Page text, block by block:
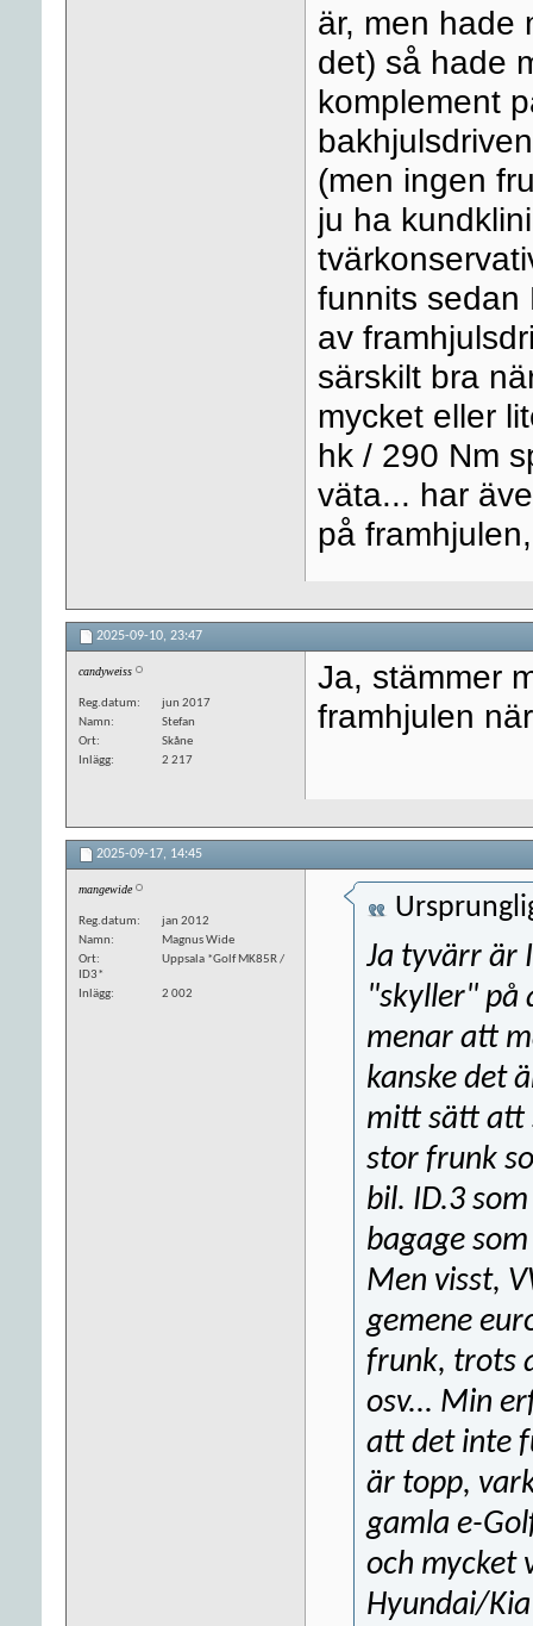
är, men hade
det) så hade
komplement
(men ingen
ju ha
funnits sedan
av
särskilt bra
mycket eller
hk / 290 Nm
väta... har
på
2025-09-10, 23:47
candyweiss
Reg.datum
jun 2017
Namn
Stefan
Ort
Skåne
Inlägg
2 217
Ja, stämmer
framhjulen
2025-09-17, 14:45
mangewide
Reg.datum
jan 2012
Namn
Magnus Wide
Ort
Uppsala *Golf MK85R /
ID3*
Inlägg
2 002
Ja tyvärr är
"skyller" på
menar att
kanske det
mitt sätt att
stor frunk
bil. ID.3
bagage
Men visst,
gemene
frunk, trots
osv... Min
att det inte
är topp,
gamla e-
och mycket
Hyundai/